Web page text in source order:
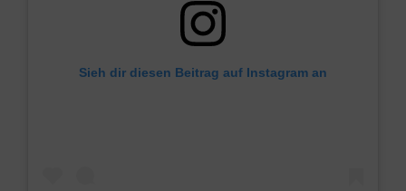
Sieh dir diesen Beitrag auf Instagram an